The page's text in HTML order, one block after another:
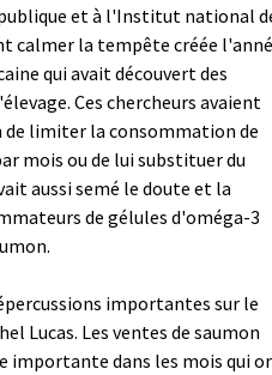
et à l'Institut national
calmer la tempête créée
qui avait découvert des
Ces chercheurs avaient
limiter la consommation de
mois ou de lui substituer du
aussi semé le doute et la
de gélules d'oméga-3
importantes sur le
Lucas. Les ventes de saumon
importante dans les mois qui